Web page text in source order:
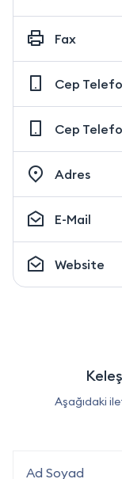
Fax
Cep
Cep
Adres
E-Mail
Website
Aşağıdaki